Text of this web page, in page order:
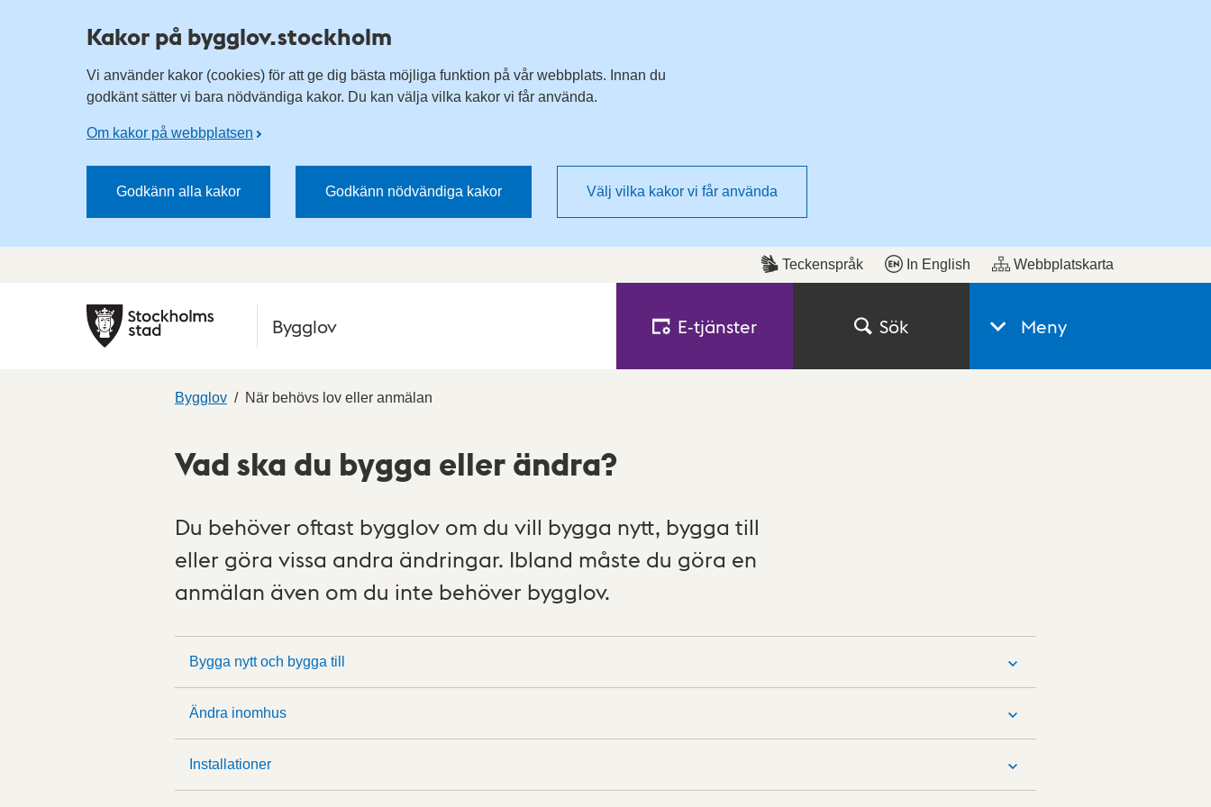
Kakor på bygglov.stockholm
Vi använder kakor (cookies) för att ge dig bästa möjliga funktion på vår webbplats. Innan du
godkänt sätter vi bara nödvändiga kakor. Du kan välja vilka kakor vi får använda.
Om kakor på webbplatsen
Godkänn alla kakor Godkänn nödvändiga kakor Välj vilka kakor vi får använda
Teckenspråk In English Webbplatskarta
Bygglov E‑tjänster Sök Meny
Bygglov När behövs lov eller anmälan
Vad ska du bygga eller ändra?
Du behöver oftast bygglov om du vill bygga nytt, bygga till
eller göra vissa andra ändringar. Ibland måste du göra en
anmälan även om du inte behöver bygglov.
Bygga nytt och bygga till
Ändra inomhus
Installationer